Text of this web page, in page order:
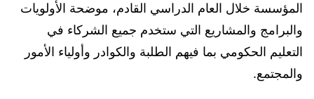
المؤسسة خلال العام الدراسي القادم، موضحة الأولويات
والبرامج والمشاريع التي ستخدم جميع الشركاء في
التعليم الحكومي بما فيهم الطلبة والكوادر وأولياء الأمور
والمجتمع.